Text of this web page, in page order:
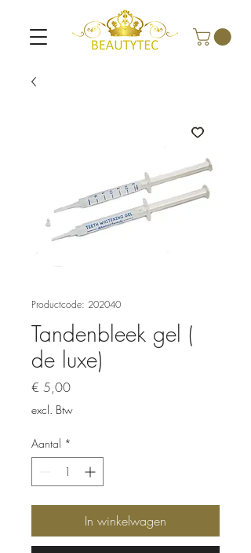
Productcode: 202040
Tandenbleek gel (
de luxe)
€ 5,00Prijs
excl. Btw
Aantal *
In winkelwagen